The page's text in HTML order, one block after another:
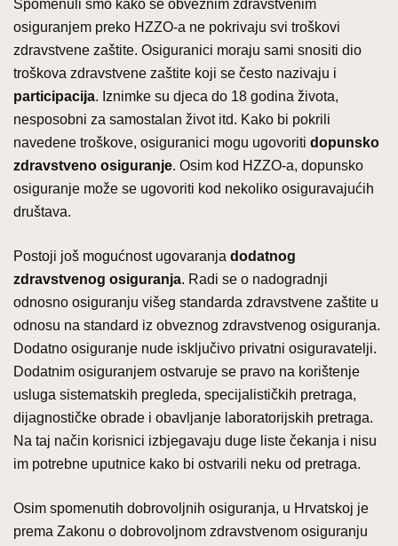
Spomenuli smo kako se obveznim zdravstvenim
osiguranjem preko HZZO-a ne pokrivaju svi troškovi
zdravstvene zaštite. Osiguranici moraju sami snositi dio
troškova zdravstvene zaštite koji se često nazivaju i
participacija. Iznimke su djeca do 18 godina života,
nesposobni za samostalan život itd. Kako bi pokrili
navedene troškove, osiguranici mogu ugovoriti dopunsko
zdravstveno osiguranje. Osim kod HZZO-a, dopunsko
osiguranje može se ugovoriti kod nekoliko osiguravajućih
društava.
Postoji još mogućnost ugovaranja dodatnog
zdravstvenog osiguranja. Radi se o nadogradnji
odnosno osiguranju višeg standarda zdravstvene zaštite u
odnosu na standard iz obveznog zdravstvenog osiguranja.
Dodatno osiguranje nude isključivo privatni osiguravatelji.
Dodatnim osiguranjem ostvaruje se pravo na korištenje
usluga sistematskih pregleda, specijalističkih pretraga,
dijagnostičke obrade i obavljanje laboratorijskih pretraga.
Na taj način korisnici izbjegavaju duge liste čekanja i nisu
im potrebne uputnice kako bi ostvarili neku od pretraga.
Osim spomenutih dobrovoljnih osiguranja, u Hrvatskoj je
prema Zakonu o dobrovoljnom zdravstvenom osiguranju